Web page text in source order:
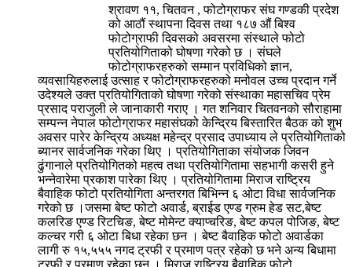
श्रावण ११, चितवन , फोटोग्राफर संघ गण्डकी प्रदेश
को आठौं स्थापना दिवस तथा १८७ औं बिश्व
फोटोग्राफी दिवसको अवसरमा संस्थाले फोटो
प्रतियोगिताको घोषणा गरेको छ । संघले
फोटोग्राफरहरुको सम्मान प्रविधिको ज्ञान,
व्यवसायिहरुलाई उत्साह र फोटोग्राफरहरुको मनोवल उच्च प्रदान गर्ने
उदेश्यले उक्त प्रतियोगिताको घोषणा गरेको संस्थाका महासचिव प्रेम
प्रसाद पराजुली ले जानाकारी गराए । गत शनिवार चितवनको सौराहामा
सम्पन्न नेपाल फोटोग्राफर महासंघको केन्द्रिय बिस्तारित बैठक को शुभ
अवसर पारेर केन्द्रिय अध्यक्ष महेन्द्र प्रसाद उपाध्याय ले प्रतियोगिताको
ब्यानर सार्वजनिक गरेका थिए । प्रतियोगिताका संयोजक जिवन
ढुंगानाले प्रतियोगितको महत्व तथा प्रतियोगितामा सहभागी कसरी हुने
भन्नेवारेमा प्रकाश पारेका थिए । प्रतियोगितामा मिराज राष्ट्रिय
बैवाहिक फोटो प्रतियोगिता अन्तरगत बिभिन्न ६ ओटा विधा सार्वजनिक
गरेको छ ।जसमा बेष्ट फोटो अवार्ड, ब्राईड एण्ड ग्रुम हेड सट,बेष्ट
कलरिङ एण्ड रिटचिङ, बेष्ट मोमेन्ट क्याप्चरिङ, बेष्ट कपल पोजिङ, बेष्ट
कल्चर गरी ६ ओटा बिधा रहेका छन । बेष्ट बैवाहिक फोटो अवार्डका
लागी रु १५,५५५ नगद ट्रफी र प्रमाण पत्र रहेको छ भने अन्य बिधामा